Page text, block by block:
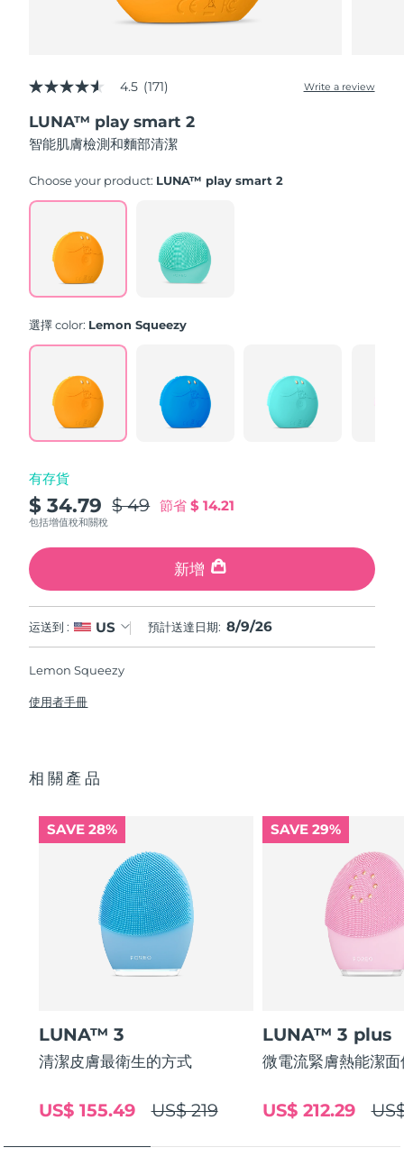
4.5
of
5
stars,
rating
Read
Reviews.
Same
page
link.
4.5 (171) Write a review
LUNA™ play smart 2
智能肌膚檢測和麵部清潔
Choose your product: LUNA™ play smart 2
選擇 color: Lemon Squeezy
有存貨
$ 34.79 $ 49 節省$ 14.21
包括增值稅和關稅
新增
运送到 : US 預計送達日期: 8/9/26
Lemon Squeezy
使用者手冊
相關產品
SAVE 28%
LUNA™ 3
清潔皮膚最衛生的方式
US$ 219
US$ 155.49
SAVE 29%
LUNA™ 3 plus
微電流緊膚熱能潔面
US$ 212.29